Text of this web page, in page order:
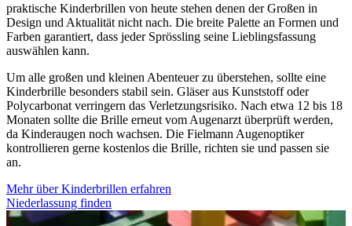
praktische Kinderbrillen von heute stehen denen der Großen in
Design und Aktualität nicht nach. Die breite Palette an Formen und
Farben garantiert, dass jeder Sprössling seine Lieblingsfassung
auswählen kann.
Um alle großen und kleinen Abenteuer zu überstehen, sollte eine
Kinderbrille besonders stabil sein. Gläser aus Kunststoff oder
Polycarbonat verringern das Verletzungsrisiko. Nach etwa 12 bis 18
Monaten sollte die Brille erneut vom Augenarzt überprüft werden,
da Kinderaugen noch wachsen. Die Fielmann Augenoptiker
kontrollieren gerne kostenlos die Brille, richten sie und passen sie
an.
Mehr über Kinderbrillen erfahren
Niederlassung finden